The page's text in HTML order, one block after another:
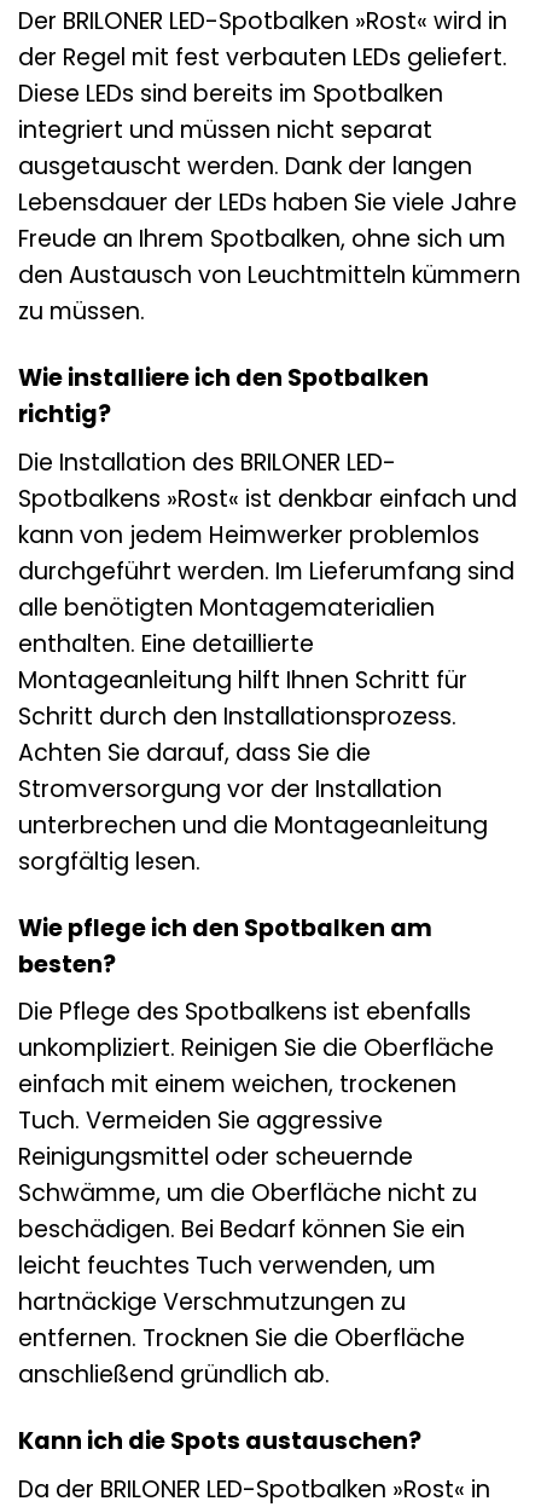
Der BRILONER LED-Spotbalken »Rost« wird in
der Regel mit fest verbauten LEDs geliefert.
Diese LEDs sind bereits im Spotbalken
integriert und müssen nicht separat
ausgetauscht werden. Dank der langen
Lebensdauer der LEDs haben Sie viele Jahre
Freude an Ihrem Spotbalken, ohne sich um
den Austausch von Leuchtmitteln kümmern
zu müssen.
Wie installiere ich den Spotbalken
richtig?
Die Installation des BRILONER LED-
Spotbalkens »Rost« ist denkbar einfach und
kann von jedem Heimwerker problemlos
durchgeführt werden. Im Lieferumfang sind
alle benötigten Montagematerialien
enthalten. Eine detaillierte
Montageanleitung hilft Ihnen Schritt für
Schritt durch den Installationsprozess.
Achten Sie darauf, dass Sie die
Stromversorgung vor der Installation
unterbrechen und die Montageanleitung
sorgfältig lesen.
Wie pflege ich den Spotbalken am
besten?
Die Pflege des Spotbalkens ist ebenfalls
unkompliziert. Reinigen Sie die Oberfläche
einfach mit einem weichen, trockenen
Tuch. Vermeiden Sie aggressive
Reinigungsmittel oder scheuernde
Schwämme, um die Oberfläche nicht zu
beschädigen. Bei Bedarf können Sie ein
leicht feuchtes Tuch verwenden, um
hartnäckige Verschmutzungen zu
entfernen. Trocknen Sie die Oberfläche
anschließend gründlich ab.
Kann ich die Spots austauschen?
Da der BRILONER LED-Spotbalken »Rost« in